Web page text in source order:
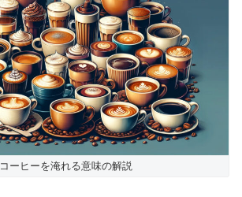
コーヒーを淹れる意味の解説